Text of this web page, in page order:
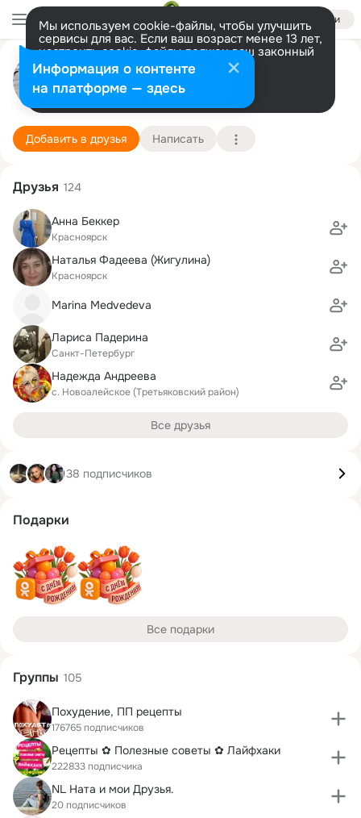
Войти
Мы используем cookie-файлы, чтобы улучшить
сервисы для вас. Если ваш возраст менее 13 лет,
настроить cookie-файлы должен ваш законный
представитель. Больше информации
Разрешить все Настроить
Ольга Якушева (Афонина)
Санкт-Петербург
3 школа-гимназия им. Я.В. Ушанова
Подробнее
Добавить в друзья Написать
Друзья 124
Анна Беккер
Красноярск
Наталья Фадеева (Жигулина)
Красноярск
Marina Medvedeva
Лариса Падерина
Санкт-Петербург
Надежда Андреева
с. Новоалейское (Третьяковский район)
Все друзья
38 подписчиков
Подарки
Все подарки
Группы 105
Похудение, ПП рецепты
176765 подписчиков
Рецепты ✿ Полезные советы ✿ Лайфхаки
222833 подписчика
NL Ната и мои Друзья.
20 подписчиков
Информация о контенте
на платформе — здесь